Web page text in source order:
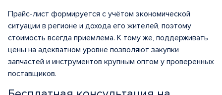
Прайс-лист формируется с учётом экономической
ситуации в регионе и дохода его жителей, поэтому
стоимость всегда приемлема. К тому же, поддерживать
цены на адекватном уровне позволяют закупки
запчастей и инструментов крупным оптом у проверенных
поставщиков.